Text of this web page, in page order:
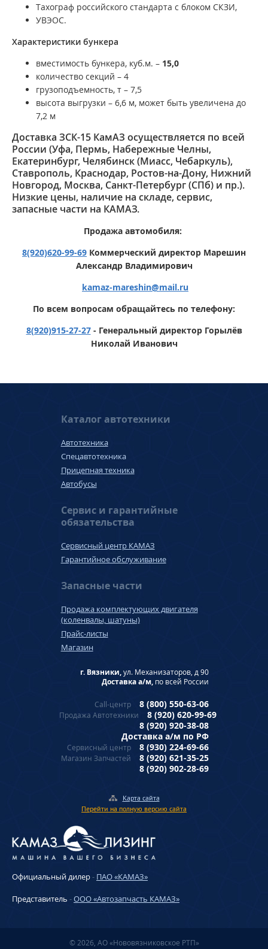
Тахограф российского стандарта с блоком СКЗИ,
УВЭОС.
Характеристики бункера
вместимость бункера, куб.м. – 15,0
количество секций – 4
грузоподъемность, т – 7,5
высота выгрузки – 6,6 м, может быть увеличена до
7,2 м
Доставка ЗСК-15 КамАЗ осуществляется по всей
России (Уфа, Пермь, Набережные Челны,
Екатеринбург, Челябинск (Миасс, Чебаркуль),
Ставрополь, Краснодар, Ростов-на-Дону, Нижний
Новгород, Москва, Санкт-Петербург (СПб) и пр.).
Низкие цены, наличие на складе, сервис,
запасные части на КАМАЗ.
Продажа автомобиля:
8(920)620-99-69 Коммерческий директор Марешин
Александр Владимирович
kamaz-mareshin@mail.ru
По всем вопросам обращайтесь по телефону:
8(920)915-27-27 - Генеральный директор Горылёв
Николай Иванович
Каталог автотехники
Автотехника
Спецавтотехника
Прицепная техника
Автобусы
Сервис и гарантийные
обязательства
Сервисный центр КАМАЗ
Гарантийное обслуживание
Запасные части
Продажа комплектующих двигателя
(коленвалы, шатуны)
Прайс-листы
Магазин
г. Вязники,ул. Механизаторов, д 90
Доставка а/м, по всей России
Call-центр 8 (800) 550-63-06
Продажа Автотехники
8 (920) 620-99-69
8 (920) 920-38-08
Доставка а/м по РФ
Сервисный центр 8 (930) 224-69-66
Магазин Запчастей
8 (920) 621-35-25
8 (920) 902-28-69
Карта сайта
Перейти на полную версию сайта
Официальный дилер- ПАО «КАМАЗ»
Представитель -ООО «Автозапчасть КАМАЗ»
© 2026, АО «Нововязниковское РТП»